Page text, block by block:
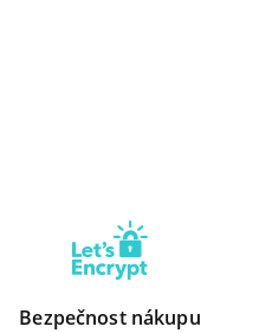
Bezpečnost nákupu